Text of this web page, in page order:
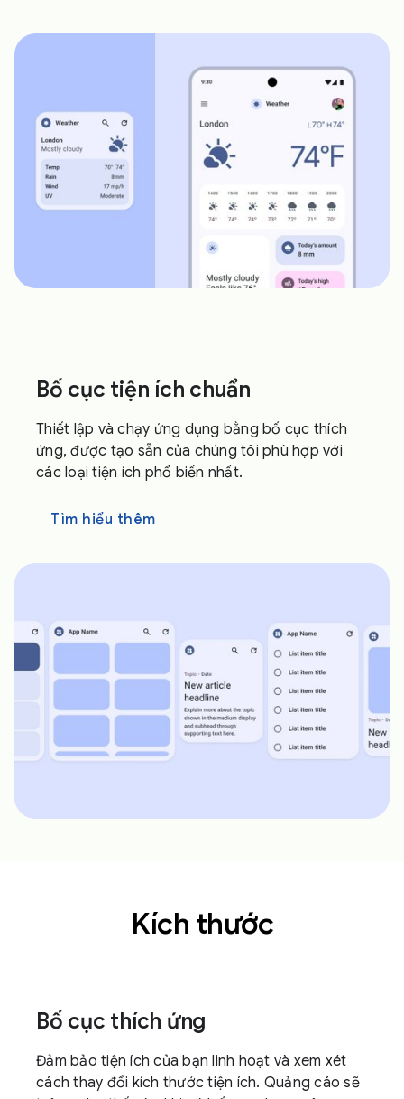
Bố cục tiện ích chuẩn
Thiết lập và chạy ứng dụng bằng bố cục thích
ứng, được tạo sẵn của chúng tôi phù hợp với
các loại tiện ích phổ biến nhất.
Tìm hiểu thêm
Kích thước
Bố cục thích ứng
Đảm bảo tiện ích của bạn linh hoạt và xem xét
cách thay đổi kích thước tiện ích. Quảng cáo sẽ